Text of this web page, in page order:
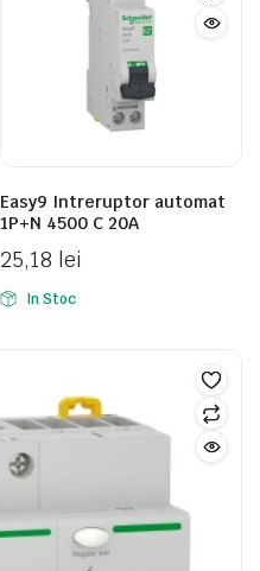
Easy9 Intreruptor automat
1P+N 4500 C 20A
25,18 lei
In Stoc